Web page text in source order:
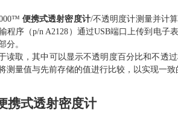
便携式透射密度计/不透明度计测量并计
程序（p/n A2128）通过USB端口上传到电
分。
读取，其中可以显示不透明度百分比和不透
测量值与先前存储的值进行比较，以实现一致
携式透射密度计